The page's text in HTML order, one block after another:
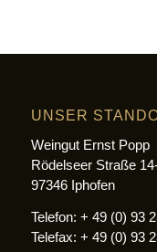
UNSER
Weingut Ernst Popp
Rödelseer Straße
97346 Iphofen
Telefon: + 49 (0) 93
Telefax: + 49 (0) 93